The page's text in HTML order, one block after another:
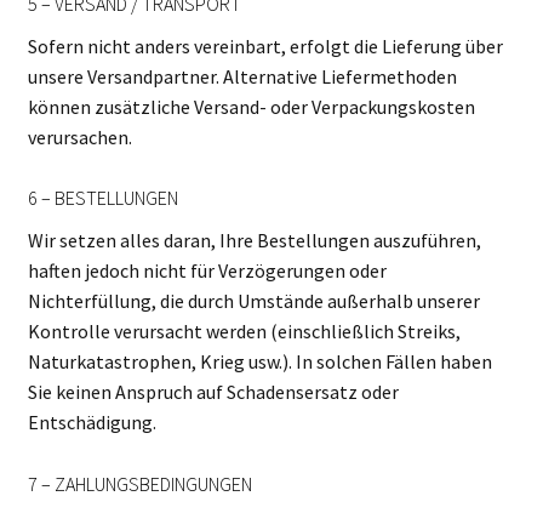
Sofern nicht anders vereinbart, erfolgt die Lieferung über
unsere Versandpartner. Alternative Liefermethoden
können zusätzliche Versand- oder Verpackungskosten
verursachen.
6 – BESTELLUNGEN
Wir setzen alles daran, Ihre Bestellungen auszuführen,
haften jedoch nicht für Verzögerungen oder
Nichterfüllung, die durch Umstände außerhalb unserer
Kontrolle verursacht werden (einschließlich Streiks,
Naturkatastrophen, Krieg usw.). In solchen Fällen haben
Sie keinen Anspruch auf Schadensersatz oder
Entschädigung.
7 – ZAHLUNGSBEDINGUNGEN